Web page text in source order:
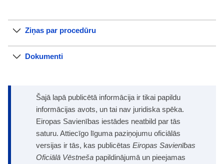
Ziņas par procedūru
Dokumenti
Šajā lapā publicētā informācija ir tikai papildu
informācijas avots, un tai nav juridiska spēka.
Eiropas Savienības iestādes neatbild par tās
saturu. Attiecīgo līguma paziņojumu oficiālās
versijas ir tās, kas publicētas Eiropas Savienības
Oficiālā Vēstneša papildinājumā un pieejamas